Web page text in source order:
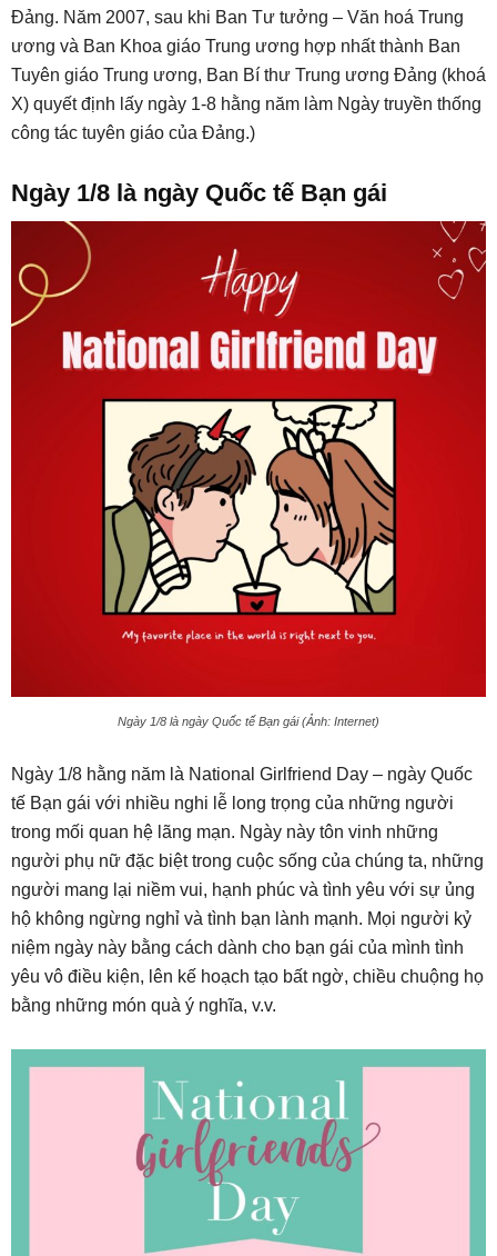
Đảng. Năm 2007, sau khi Ban Tư tưởng – Văn hoá Trung
ương và Ban Khoa giáo Trung ương hợp nhất thành Ban
Tuyên giáo Trung ương, Ban Bí thư Trung ương Đảng (khoá
X) quyết định lấy ngày 1-8 hằng năm làm Ngày truyền thống
công tác tuyên giáo của Đảng.)
Ngày 1/8 là ngày Quốc tế Bạn gái
Ngày 1/8 là ngày Quốc tế Bạn gái (Ảnh: Internet)
Ngày 1/8 hằng năm là National Girlfriend Day – ngày Quốc
tế Bạn gái với nhiều nghi lễ long trọng của những người
trong mối quan hệ lãng mạn. Ngày này tôn vinh những
người phụ nữ đặc biệt trong cuộc sống của chúng ta, những
người mang lại niềm vui, hạnh phúc và tình yêu với sự ủng
hộ không ngừng nghỉ và tình bạn lành mạnh. Mọi người kỷ
niệm ngày này bằng cách dành cho bạn gái của mình tình
yêu vô điều kiện, lên kế hoạch tạo bất ngờ, chiều chuộng họ
bằng những món quà ý nghĩa, v.v.